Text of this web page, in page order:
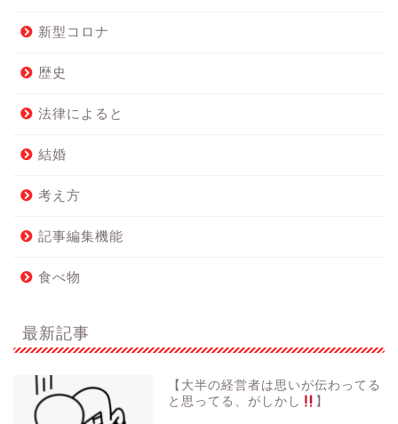
新型コロナ
歴史
法律によると
結婚
考え方
記事編集機能
食べ物
最新記事
【大半の経営者は思いが伝わってる
と思ってる、がしかし
】